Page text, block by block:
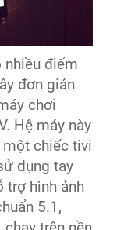
nhiều điểm
đơn giản
chơi
Hệ máy này
chiếc tivi
dụng tay
trợ hình ảnh
5.1,